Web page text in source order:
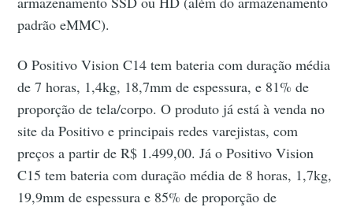
padrão eMMC).
O Positivo Vision C14 tem bateria com duração média
de 7 horas, 1,4kg, 18,7mm de espessura, e 81% de
proporção de tela/corpo. O produto já está à venda no
site da Positivo e principais redes varejistas, com
preços a partir de R$ 1.499,00. Já o Positivo Vision
C15 tem bateria com duração média de 8 horas, 1,7kg,
19,9mm de espessura e 85% de proporção de